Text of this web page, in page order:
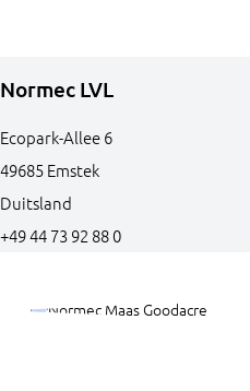
Normec LVL
Ecopark-Allee6
49685Emstek
Duitsland
+49 44 73 92 88 0